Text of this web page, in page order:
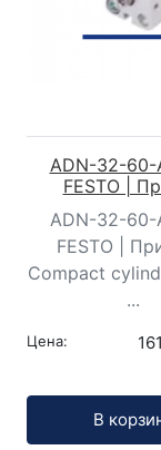
ADN-32-60-
FESTO |
ADN-32-60-
FESTO |
Compact
...
Цена:
В